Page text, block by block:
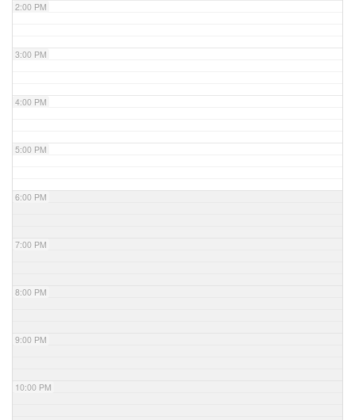
2:00 PM
3:00 PM
4:00 PM
5:00 PM
6:00 PM
7:00 PM
8:00 PM
9:00 PM
10:00 PM